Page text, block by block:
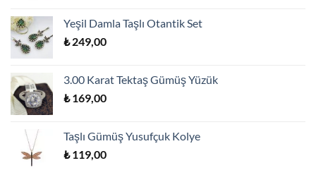
Yeşil Damla Taşlı Otantik Set
₺249,00
3.00 Karat Tektaş Gümüş Yüzük
₺169,00
Taşlı Gümüş Yusufçuk Kolye
₺119,00